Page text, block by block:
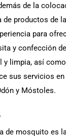
de la
de productos de
para
y confección
limpia, así
sus servicios
y Móstoles.
de mosquito es